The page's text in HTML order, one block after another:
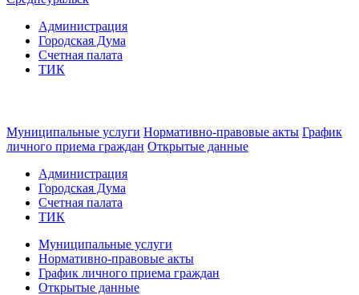
Администрация
Городская Дума
Счетная палата
ТИК
Муниципальные услуги Нормативно-правовые акты График
личного приема граждан Открытые данные
Администрация
Городская Дума
Счетная палата
ТИК
Муниципальные услуги
Нормативно-правовые акты
График личного приема граждан
Открытые данные